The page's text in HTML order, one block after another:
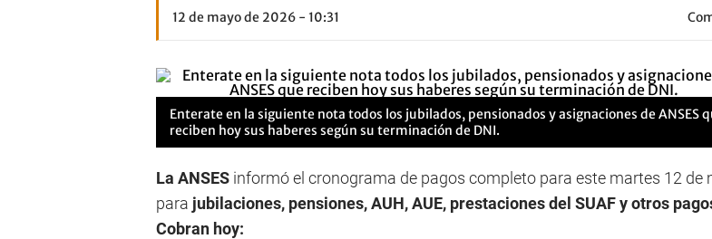
12 de mayo de 2026 - 10:31
Enterate en la siguiente nota todos los jubilados, pensionados y asignaciones de ANSES
reciben hoy sus haberes según su terminación de DNI.
La ANSES informó el cronograma de pagos completo para este martes 12 de
para jubilaciones, pensiones, AUH, AUE, prestaciones del SUAF y otros
Cobran hoy: